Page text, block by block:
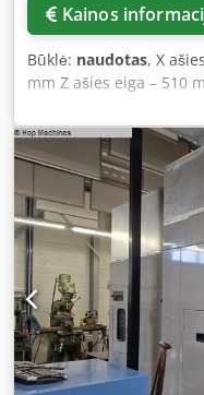
Kainos
Būklė: naudotas, X
mm Z ašies eiga – 510